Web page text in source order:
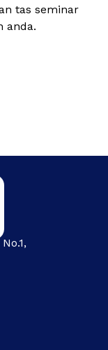
tas seminar
anda.